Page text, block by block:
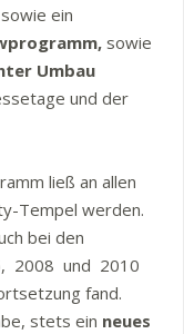
ein
sowie
Umbau
und der
ließ an allen
Tempel werden.
bei den
2008 und 2010
fand.
stets ein neues